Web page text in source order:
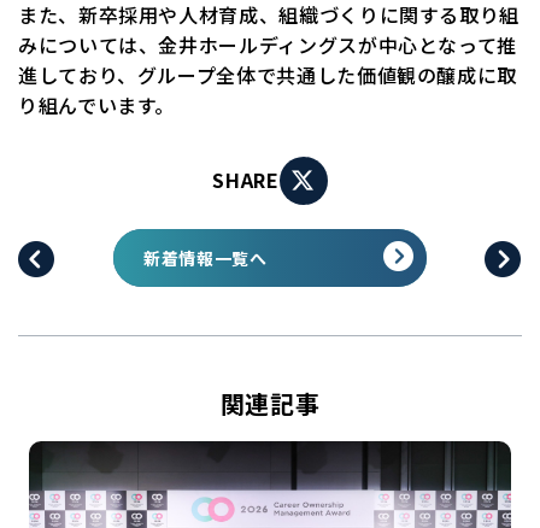
また、新卒採用や人材育成、組織づくりに関する取り組
みについては、金井ホールディングスが中心となって推
進しており、グループ全体で共通した価値観の醸成に取
り組んでいます。
SHARE
新着情報一覧へ
関連記事